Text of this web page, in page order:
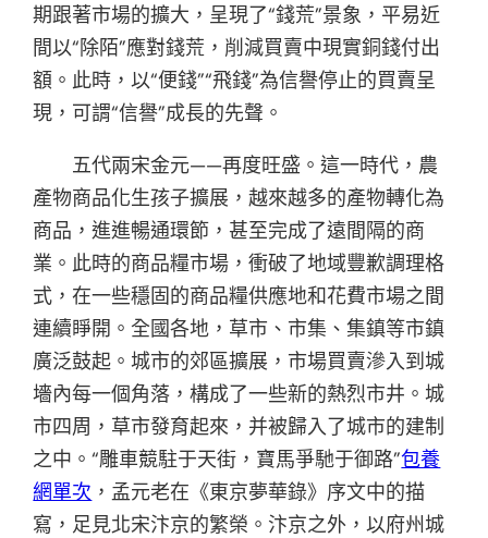
期跟著市場的擴大，呈現了“錢荒”景象，平易近
間以“除陌”應對錢荒，削減買賣中現實銅錢付出
額。此時，以“便錢”“飛錢”為信譽停止的買賣呈
現，可謂“信譽”成長的先聲。
五代兩宋金元——再度旺盛。這一時代，農
產物商品化生孩子擴展，越來越多的產物轉化為
商品，進進暢通環節，甚至完成了遠間隔的商
業。此時的商品糧市場，衝破了地域豐歉調理格
式，在一些穩固的商品糧供應地和花費市場之間
連續睜開。全國各地，草市、市集、集鎮等市鎮
廣泛鼓起。城市的郊區擴展，市場買賣滲入到城
墻內每一個角落，構成了一些新的熱烈市井。城
市四周，草市發育起來，并被歸入了城市的建制
之中。“雕車競駐于天街，寶馬爭馳于御路”包養
網單次 ，孟元老在《東京夢華錄》序文中的描
寫，足見北宋汴京的繁榮。汴京之外，以府州城